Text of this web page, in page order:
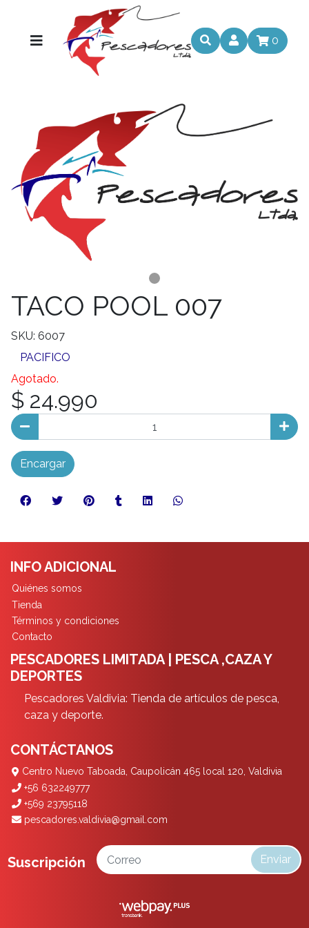
0
TACO POOL 007
SKU: 6007
PACIFICO
Agotado.
$ 24.990
Encargar
INFO ADICIONAL
Quiénes somos
Tienda
Términos y condiciones
Contacto
PESCADORES LIMITADA | PESCA ,CAZA Y
DEPORTES
Pescadores Valdivia: Tienda de artículos de pesca,
caza y deporte.
CONTÁCTANOS
Centro Nuevo Taboada, Caupolicán 465 local 120, Valdivia
+56 632249777
+569 23795118
pescadores.valdivia@gmail.com
Suscripción Enviar